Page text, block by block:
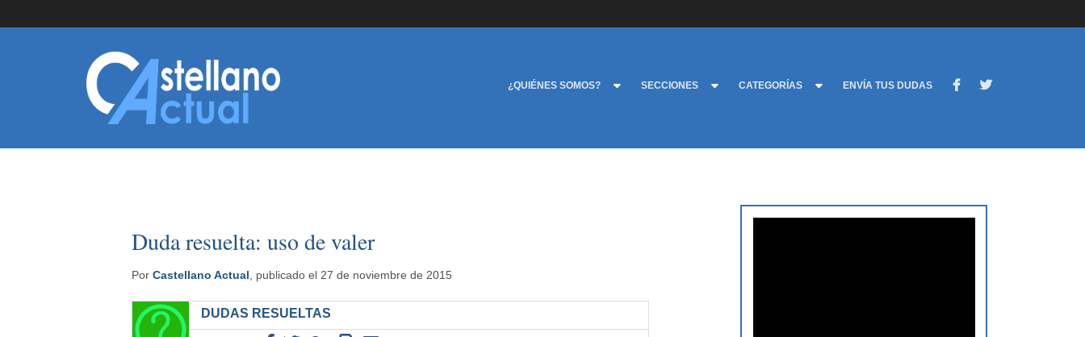
¿QUIÉNES SOMOS? SECCIONES CATEGORÍAS ENVÍA TUS DUDAS
Duda resuelta: uso de valer
Por Castellano Actual , publicado el 27 de noviembre de 2015
DUDAS RESUELTAS